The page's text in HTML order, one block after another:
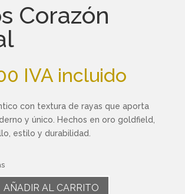
Corazón
IVA incluido
con textura de rayas que aporta
y único. Hechos en oro goldfield,
estilo y durabilidad.
AÑADIR AL CARRITO